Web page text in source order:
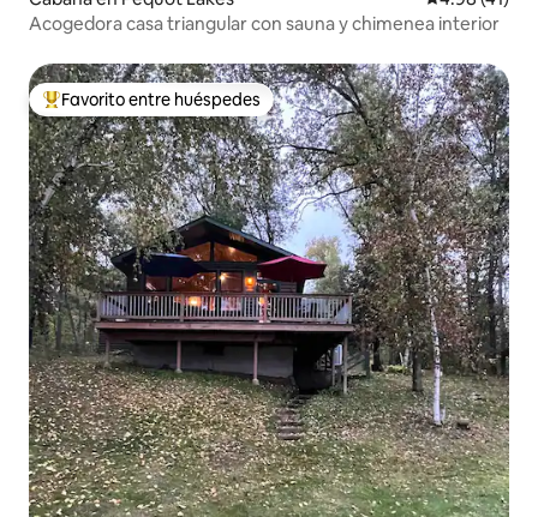
Acogedora casa triangular con sauna y chimenea interior
Favorito entre huéspedes preferido
Favorito entre huéspedes